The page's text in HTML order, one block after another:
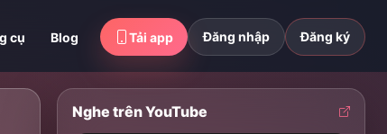
cụ Blog Tải app Đăng nhập Đăng ký
Nghe trên YouTube